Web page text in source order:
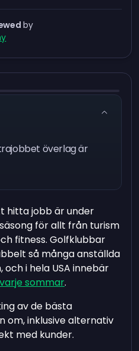
by
överlag är
hitta jobb är under
för allt från turism
fitness. Golfklubbar
så många anställda
i hela USA innebär
sommar.
av de bästa
om, inklusive alternativ
med kunder.